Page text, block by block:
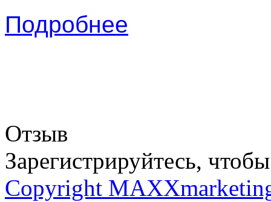
Подробнее
Отзыв
Зарегистрируйтесь,
Copyright